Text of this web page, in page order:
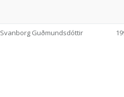
Svanborg Guðmundsdóttir